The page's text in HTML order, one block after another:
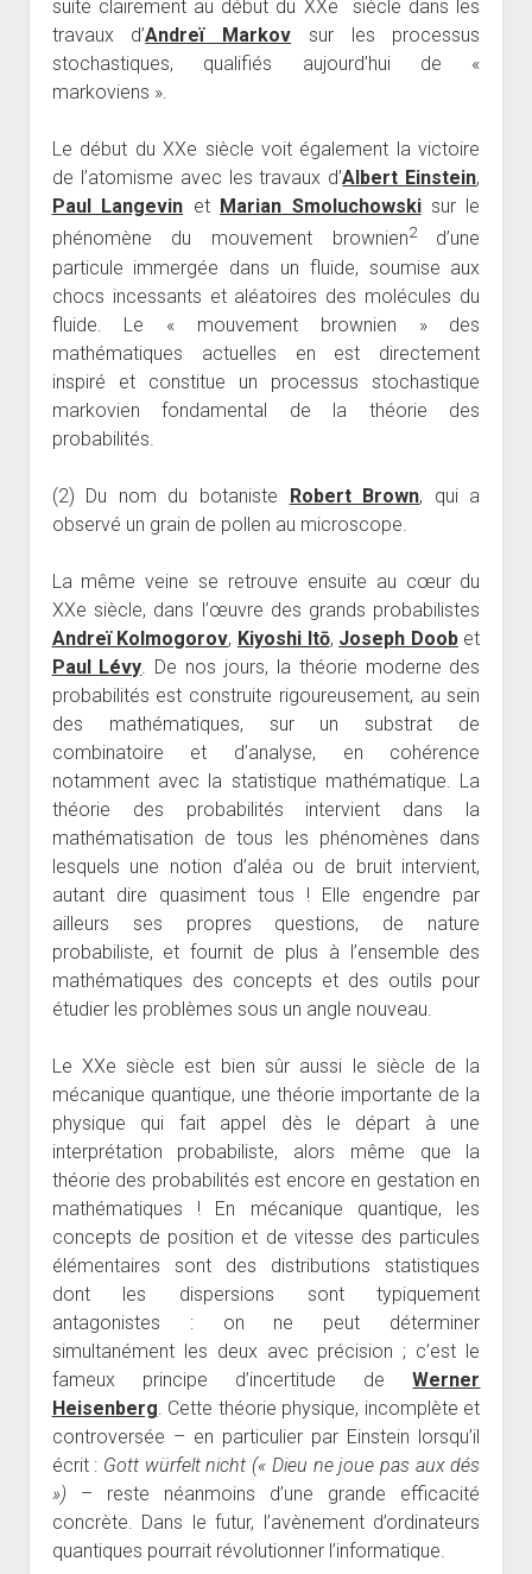
suite clairement au début du XXe siècle dans les
travaux d’Andreï Markov sur les processus
stochastiques, qualifiés aujourd’hui de «
markoviens ».
Le début du XXe siècle voit également la victoire
de l’atomisme avec les travaux d’Albert Einstein,
Paul Langevin et Marian Smoluchowskisur le
phénomène du mouvement brownien2d’une
particule immergée dans un fluide, soumise aux
chocs incessants et aléatoires des molécules du
fluide. Le « mouvement brownien » des
mathématiques actuelles en est directement
inspiré et constitue un processus stochastique
markovien fondamental de la théorie des
probabilités.
(2) Du nom du botaniste Robert Brown, qui a
observé un grain de pollen au microscope.
La même veine se retrouve ensuite au cœur du
XXe siècle, dans l’œuvre des grands probabilistes
Andreï Kolmogorov, Kiyoshi Itō, Joseph Doobet
Paul Lévy . De nos jours, la théorie moderne des
probabilités est construite rigoureusement, au sein
des mathématiques, sur un substrat de
combinatoire et d’analyse, en cohérence
notamment avec la statistique mathématique. La
théorie des probabilités intervient dans la
mathématisation de tous les phénomènes dans
lesquels une notion d’aléa ou de bruit intervient,
autant dire quasiment tous ! Elle engendre par
ailleurs ses propres questions, de nature
probabiliste, et fournit de plus à l’ensemble des
mathématiques des concepts et des outils pour
étudier les problèmes sous un angle nouveau.
Le XXe siècle est bien sûr aussi le siècle de la
mécanique quantique, une théorie importante de la
physique qui fait appel dès le départ à une
interprétation probabiliste, alors même que la
théorie des probabilités est encore en gestation en
mathématiques ! En mécanique quantique, les
concepts de position et de vitesse des particules
élémentaires sont des distributions statistiques
dont les dispersions sont typiquement
antagonistes : on ne peut déterminer
simultanément les deux avec précision ; c’est le
fameux principe d’incertitude deWerner
Heisenberg . Cette théorie physique, incomplète et
controversée – en particulier par Einstein lorsqu’il
écrit : Gott würfelt nicht (« Dieu ne joue pas aux dés
») – reste néanmoins d’une grande efficacité
concrète. Dans le futur, l’avènement d’ordinateurs
quantiques pourrait révolutionner l’informatique.